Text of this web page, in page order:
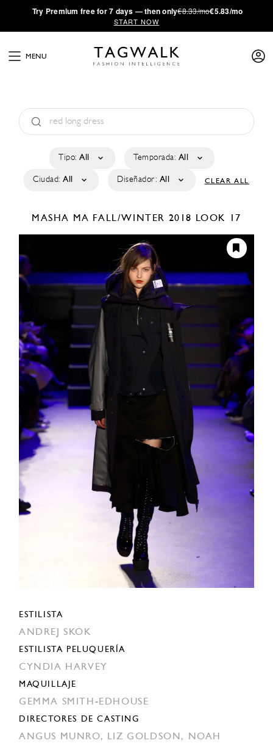
·Try Premium free for 7 days — then only€8.33/mo€5.83/mo
START NOW
MENU
Tipo: All Temporada: All
Ciudad: All Diseñador: All CLEAR ALL
MASHA MA FALL/WINTER 2018 LOOK 17
ESTILISTA
ANDREJ SKOK
ESTILISTA PELUQUERÍA
CYNDIA HARVEY
MAQUILLAJE
GEMMA SMITH-EDHOUSE
DIRECTORES DE CASTING
ANGUS MUNRO, LIZ GOLDSON,
NOAH